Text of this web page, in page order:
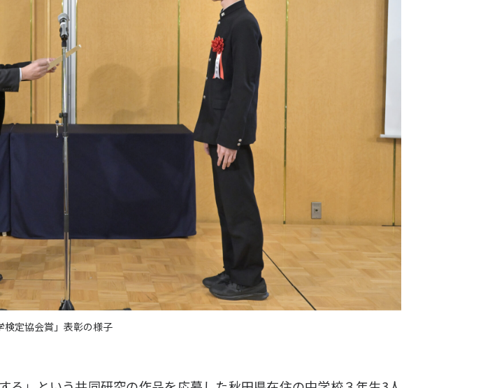
検定協会賞」表彰の様子